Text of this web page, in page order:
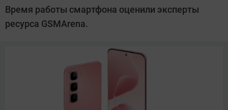
Калашников
Время работы смартфона оценили эксперты
ресурса GSMArena.